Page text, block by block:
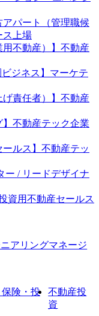
アパート（管理職候
ス上場
用不動産）】不動産
ビジネス】マーケテ
げ責任者）】不動産
】不動産テック企業
ールス】不動産テッ
ー / リードデザイナ
資用不動産セールス
アリングマネージ
険・投
不動産投
資